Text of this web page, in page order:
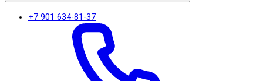
+7 901 634-81-37